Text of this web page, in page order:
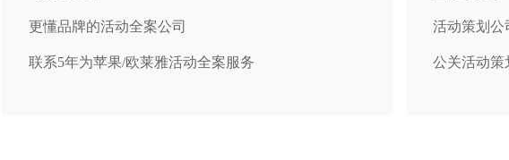
更懂品牌的活动全案公司
联系5年为苹果/欧莱雅活动全案服务
活动策划公
公关活动策